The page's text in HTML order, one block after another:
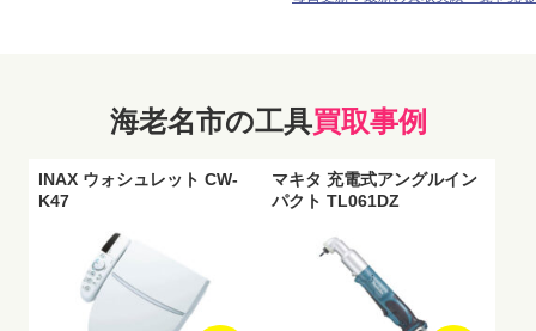
海老名市の工具買取事例
INAX ウォシュレット CW-
K47
マキタ 充電式アングルイン
パクト TL061DZ